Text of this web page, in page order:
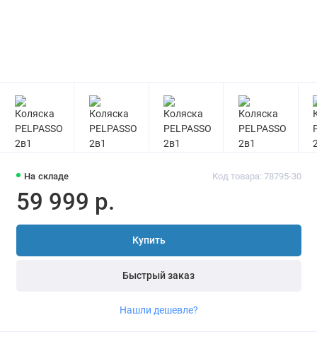
На складе Код товара: 78795-30
59 999 р.
Купить
Быстрый заказ
Нашли дешевле?